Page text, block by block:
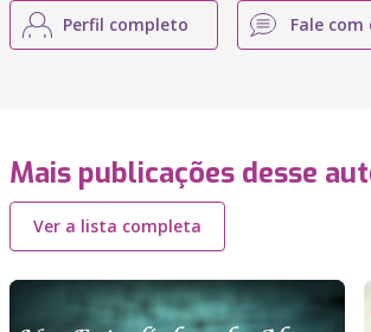
Perfil completo Fale
Mais publicações desse
Ver a lista completa